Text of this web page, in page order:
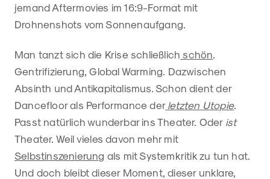
jemand Aftermovies im 16:9-Format mit
Drohnenshots vom Sonnenaufgang.
Man tanzt sich die Krise schließlich schön
Gentrifizierung, Global Warming. Dazwischen
Absinth und Antikapitalismus. Schon dient der
Dancefloor als Performance der letzten Utopie.
Passt natürlich wunderbar ins Theater. Oder ist
Theater. Weil vieles davon mehr mit
Selbstinszenierung als mit Systemkritik zu tun hat.
Und doch bleibt dieser Moment, dieser unklare,